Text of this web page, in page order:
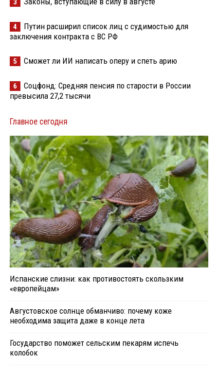
3
4
Путин расширил список лиц с судимостью для
заключения контракта с ВС РФ
5 Сможет ли ИИ написать оперу и спеть арию
6
Соцфонд: Средняя пенсия по старости в России
превысила 27,2 тысячи
Главное сегодня
Испанские слизни: как противостоять скользким
«европейцам»
Августовское солнце обманчиво: почему коже
необходима защита даже в конце лета
Государство поможет сельским пекарям испечь
колобок